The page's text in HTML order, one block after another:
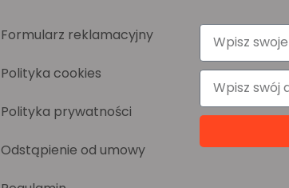
Formularz reklamacyjny
Polityka cookies
Polityka prywatności
Odstąpienie od umowy